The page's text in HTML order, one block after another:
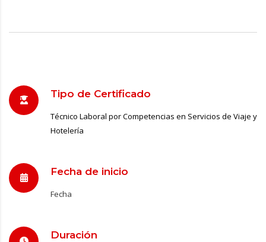
Tipo de Certificado
Técnico Laboral por Competencias en Servicios de Viaje y
Hotelería
Fecha de inicio
Fecha
Duración